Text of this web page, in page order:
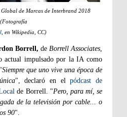
de Marcas de Interbrand 2018
(Fotografía
, en Wikipedia, CC)
Borrell, de Borrell Associates
actual impulsado por la IA como
Siempre que uno vive una época de
", declaró en elpódcast de
de Borrell. "Pero, para mí, se
de la televisión por cable... o
90".